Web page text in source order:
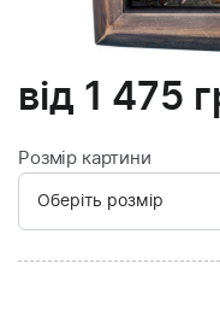
від 1 475
Розмір картини